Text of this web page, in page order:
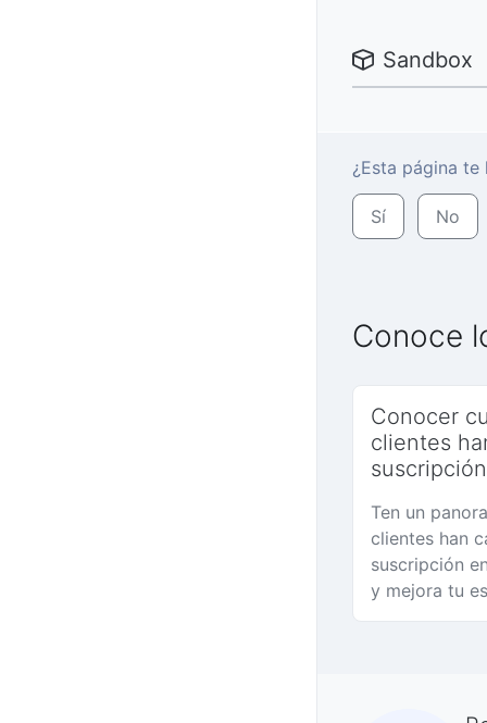
Sandbox
¿Esta página te
Sí No
Conoce
Conocer
clientes
suscripción
Ten un
clientes han
suscripción
y mejora tu
recuperación.